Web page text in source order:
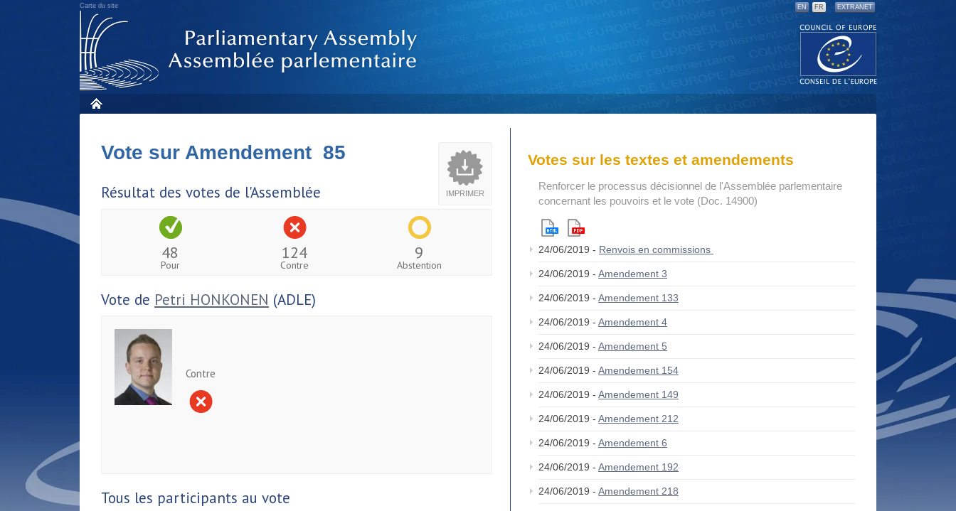
Carte du site EN FR EXTRANET
IMPRIMER
Vote sur Amendement 85
Résultat des votes de l'Assemblée
48
Pour
124
Contre
9
Abstention
Vote de Petri HONKONEN (ADLE)
Contre
Tous les participants au vote
Votes sur les textes et amendements
Renforcer le processus décisionnel de l'Assemblée parlementaire
concernant les pouvoirs et le vote (Doc. 14900)
24/06/2019 - Renvois en commissions
24/06/2019 - Amendement 3
24/06/2019 - Amendement 133
24/06/2019 - Amendement 4
24/06/2019 - Amendement 5
24/06/2019 - Amendement 154
24/06/2019 - Amendement 149
24/06/2019 - Amendement 212
24/06/2019 - Amendement 6
24/06/2019 - Amendement 192
24/06/2019 - Amendement 218